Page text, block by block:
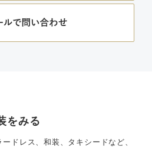
をみる
ドレス、和装、タキシードなど、